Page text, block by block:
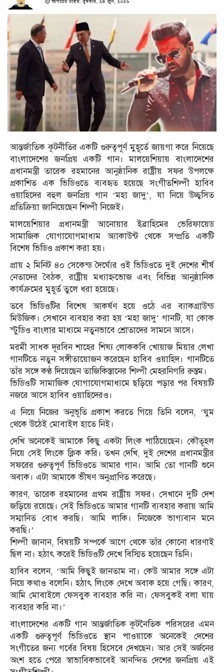
আপডেট টাইম: বুধবার, ২৪ জুন, ২০২৬
আন্তর্জাতিক কূটনীতির একটি গুরুত্বপূর্ণ মুহূর্তে জায়গা করে নিয়েছে
বাংলাদেশের জনপ্রিয় একটি গান। মালয়েশিয়ায় বাংলাদেশের
প্রধানমন্ত্রী তারেক রহমানের আনুষ্ঠানিক রাষ্ট্রীয় সফর উপলক্ষে
প্রকাশিত এক ভিডিওতে ব্যবহৃত হয়েছে সংগীতশিল্পী হাবিব
ওয়াহিদের বহুল জনপ্রিয় গান ‘মহা জাদু’, যা নিয়ে উচ্ছ্বসিত
প্রতিক্রিয়া জানিয়েছেন শিল্পী নিজেই।
মালয়েশিয়ার প্রধানমন্ত্রী আনোয়ার ইব্রাহিমের ভেরিফায়েড
সামাজিক যোগাযোগমাধ্যম অ্যাকাউন্ট থেকে সম্প্রতি একটি
বিশেষ ভিডিও প্রকাশ করা হয়।
প্রায় ২ মিনিট ৪০ সেকেন্ড দৈর্ঘ্যের ওই ভিডিওতে দুই দেশের শীর্ষ
নেতাদের বৈঠক, রাষ্ট্রীয় মধ্যাহ্নভোজ এবং বিভিন্ন আনুষ্ঠানিক
কার্যক্রমের মুহূর্ত তুলে ধরা হয়েছে।
তবে ভিডিওটির বিশেষ আকর্ষণ হয়ে ওঠে এর ব্যাকগ্রাউন্ড
মিউজিক। সেখানে ব্যবহার করা হয় ‘মহা জাদু’ গানটি, যা কোক
স্টুডিও বাংলার মাধ্যমে নতুনভাবে শ্রোতাদের সামনে আসে।
মরমী সাধক দূরবিন শাহের শিষ্য লোককবি খোয়াজ মিয়ার লেখা
গানটিতে নতুন সঙ্গীতায়োজন করেছেন হাবিব ওয়াহিদ। গানটিতে
তাঁর সঙ্গে কণ্ঠ দিয়েছেন তাজিকিস্তানের শিল্পী মেহরনিগরি রুস্তম।
ভিডিওটি সামাজিক যোগাযোগমাধ্যমে ছড়িয়ে পড়ার পর বিষয়টি
নজরে আসে হাবিব ওয়াহিদেরও।
এ নিয়ে নিজের অনুভূতি প্রকাশ করতে গিয়ে তিনি বলেন, ‘ঘুম
থেকে উঠেই মোবাইল হাতে নিই।
দেখি অনেকেই আমাকে কিছু একটা লিংক পাঠিয়েছেন। কৌতূহল
নিয়ে সেই লিংকে ক্লিক করি। তখন দেখি, দুই দেশের প্রধানমন্ত্রীর
সফরের গুরুত্বপূর্ণ ভিডিওতে আমার গান। আমি তো গানটি শুনে
অবাক। এটা আমাকে ভীষণ অনুপ্রাণিত করেছে।
কারণ, তারেক রহমানের প্রথম রাষ্ট্রীয় সফর। সেখানে দুটি দেশ
জড়িয়ে রয়েছে। সেই ভিডিওতে আমার গানটি ব্যবহার করায় আমি
সম্মানিত বোধ করছি। আমি লাকি। নিজেকে ভাগ্যবান মনে
করছি।’
শিল্পী জানান, বিষয়টি সম্পর্কে আগে থেকে তাঁর কোনো ধারণাই
ছিল না। হঠাৎ করেই ভিডিওটি দেখে বিস্মিত হয়েছেন তিনি।
হাবিব বলেন, ‘আমি কিছুই জানতাম না। কেউ আমার সঙ্গে এটা
নিয়ে কথাও বলেনি। হঠাৎ লিংকে দেখে অবাক হয়ে গেছি। কারণ,
আমি মোবাইলে ফেসবুক ব্যবহার করি না। ফেসবুকই বলা যায়
ব্যবহার করি না।’
বাংলাদেশের একটি গান আন্তর্জাতিক কূটনৈতিক পরিসরের এমন
একটি গুরুত্বপূর্ণ ভিডিওতে স্থান পাওয়াকে অনেকেই দেশের
সংগীতের জন্য গর্বের বিষয় হিসেবে দেখছেন। আর সেই অর্জনের
অংশ হতে পেরে স্বাভাবিকভাবেই আনন্দিত দেশের জনপ্রিয় এই